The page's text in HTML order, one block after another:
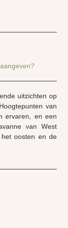
uitzichten op
van
ervaren, en een
van West
oosten en de